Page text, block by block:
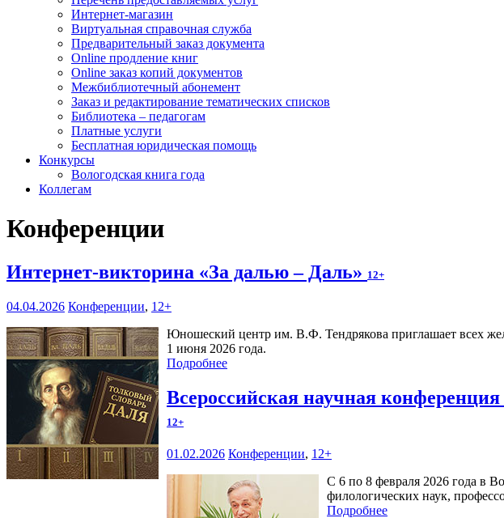
Интернет-магазин
Виртуальная справочная служба
Предварительный заказ документа
Online продление книг
Online заказ копий документов
Межбиблиотечный абонемент
Заказ и редактирование тематических списков
Библиотека – педагогам
Платные услуги
Бесплатная юридическая помощь
Конкурсы
Вологодская книга года
Коллегам
Конференции
Интернет-викторина «За далью – Даль» 12+
04.04.2026 Конференции, 12+
Юношеский центр им. В.Ф. Тендрякова приглашает всех
1 июня 2026 года.
Подробнее
Всероссийская научная
12+
01.02.2026 Конференции, 12+
С 6 по 8 февраля 2026 года в
филологических наук,
Подробнее